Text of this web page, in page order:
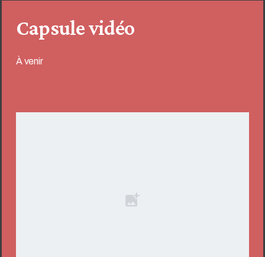
Capsule vidéo
À venir